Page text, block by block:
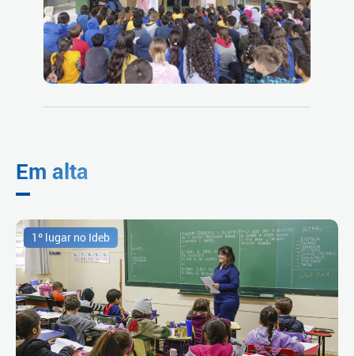
Em alta
1º lugar no Ideb